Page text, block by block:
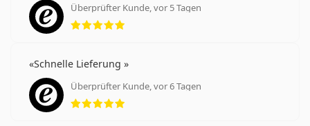
Überprüfter Kunde, vor 5 Tagen
Bewertung 5 aus 5
Schnelle Lieferung
Überprüfter Kunde, vor 6 Tagen
Bewertung 5 aus 5